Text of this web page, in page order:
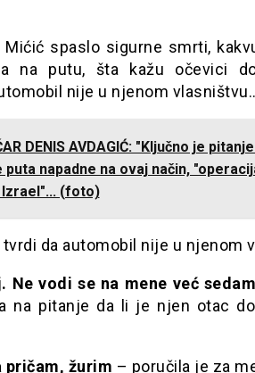
Mićić spaslo sigurne smrti,
na putu, šta kažu očevici
nije u njenom
DENIS AVDAGIĆ: "Ključno je
napadne na ovaj način,
(foto)
da automobil nije u njenom
Ne vodi se na mene već
na pitanje da li je njen otac
pričam, žurim – poručila je za